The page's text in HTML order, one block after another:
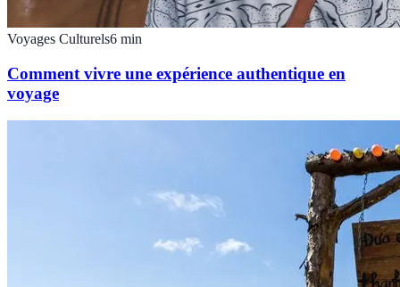
Voyages Culturels6 min
Comment vivre une expérience authentique en
voyage